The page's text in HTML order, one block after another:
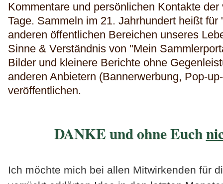
Kommentare und persönlichen Kontakte
Tage. Sammeln im 21. Jahrhundert heißt
anderen öffentlichen Bereichen unseres
Sinne & Verständnis von "Mein
Bilder und kleinere Berichte ohne
anderen Anbietern (Bannerwerbung, Pop-
veröffentlichen.
DANKE und ohne Euch
Ich möchte mich bei allen Mitwirkenden für